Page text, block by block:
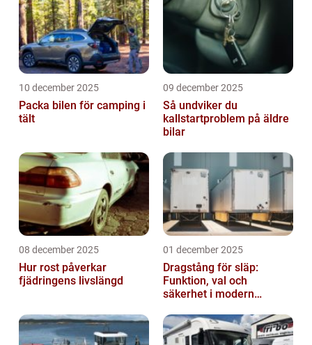
10 december 2025
Packa bilen för camping i
tält
09 december 2025
Så undviker du
kallstartproblem på äldre
bilar
08 december 2025
Hur rost påverkar
fjädringens livslängd
01 december 2025
Dragstång för släp:
Funktion, val och
säkerhet i modern